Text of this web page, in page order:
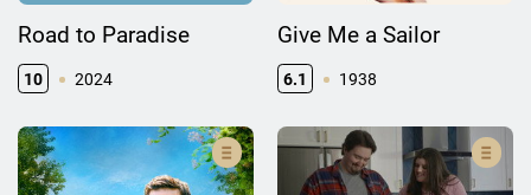
Road to Paradise
10 2024
Give Me a Sailor
6.1 1938